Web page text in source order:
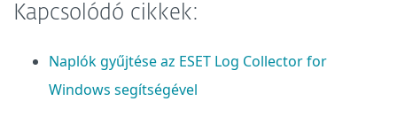
Kapcsolódó cikkek:
Naplók gyűjtése az ESET Log Collector for
Windows segítségével